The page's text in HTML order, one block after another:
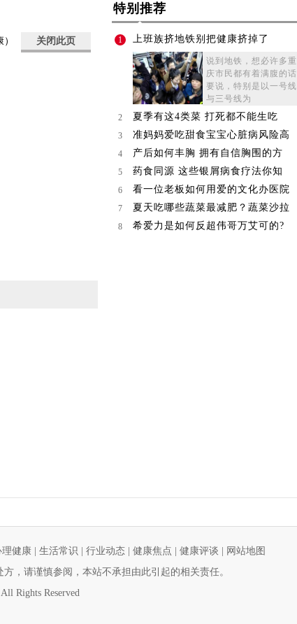
关闭此页
特别推荐
1 上班族挤地铁别把健康挤掉了
说到地铁，想必许多重
庆市民都有着满腹的话
要说，特别是以一号线
与三号线为
2
夏季有这4类菜 打死都不能生吃
3 准妈妈爱吃甜食宝宝心脏病风险高
4 产后如何丰胸 拥有自信胸围的方
5 药食同源 这些银屑病食疗法你知
6 看一位老板如何用爱的文化办医院
7 夏天吃哪些蔬菜最减肥？蔬菜沙拉
8 希爱力是如何反超伟哥万艾可的?
理健康 生活常识 行业动态 健康焦点 健康评谈
网站地图
，请谨慎参阅，本站不承担由此引起的相关责任。
Rights Reserved